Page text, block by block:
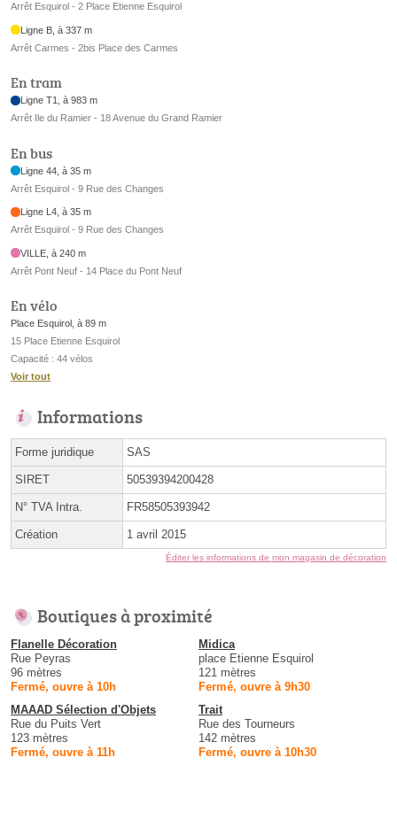
Arrêt Esquirol - 2 Place Etienne Esquirol
Ligne B, à 337 m
Arrêt Carmes - 2bis Place des Carmes
En tram
Ligne T1, à 983 m
Arrêt Ile du Ramier - 18 Avenue du Grand Ramier
En bus
Ligne 44, à 35 m
Arrêt Esquirol - 9 Rue des Changes
Ligne L4, à 35 m
Arrêt Esquirol - 9 Rue des Changes
VILLE, à 240 m
Arrêt Pont Neuf - 14 Place du Pont Neuf
En vélo
Place Esquirol, à 89 m
15 Place Etienne Esquirol
Capacité : 44 vélos
Voir tout
Informations
Forme juridique SAS
SIRET 50539394200428
N° TVA Intra. FR58505393942
Création 1 avril 2015
Éditer les informations de mon magasin de décoration
Boutiques à proximité
Flanelle Décoration
Rue Peyras
96 mètres
Fermé, ouvre à 10h
Midica
place Etienne Esquirol
121 mètres
Fermé, ouvre à 9h30
MAAAD Sélection d'Objets
Rue du Puits Vert
123 mètres
Fermé, ouvre à 11h
Trait
Rue des Tourneurs
142 mètres
Fermé, ouvre à 10h30